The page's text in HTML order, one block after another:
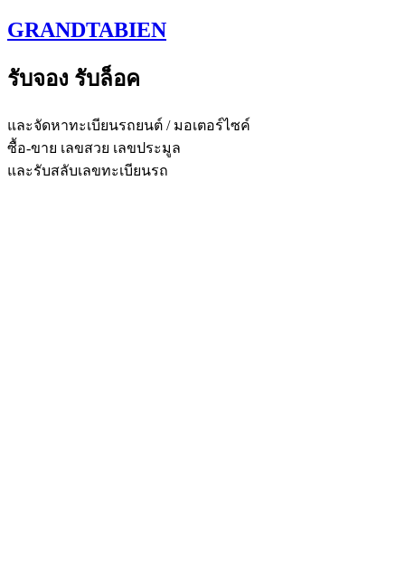
Skip
to
GRANDTABIEN
รับจอง รับล็อค
และจัดหาทะเบียนรถยนต์ / มอเตอร์ไซค์
ซื้อ-ขาย เลขสวย เลขประมูล
และรับสลับเลขทะเบียนรถ